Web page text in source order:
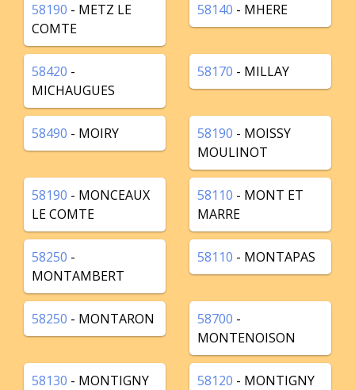
58190 - METZ LE
COMTE
58140 - MHERE
58420 -
MICHAUGUES
58170 - MILLAY
58490 - MOIRY 58190 - MOISSY
MOULINOT
58190 - MONCEAUX
LE COMTE
58110 - MONT ET
MARRE
58250 -
MONTAMBERT
58110 - MONTAPAS
58250 - MONTARON 58700 -
MONTENOISON
58130 - MONTIGNY
58120 - MONTIGNY